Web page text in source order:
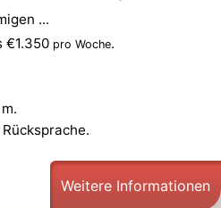
...
€1.350 pro Woche.
Weitere Informationen